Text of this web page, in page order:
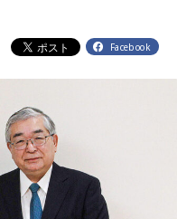
Facebook